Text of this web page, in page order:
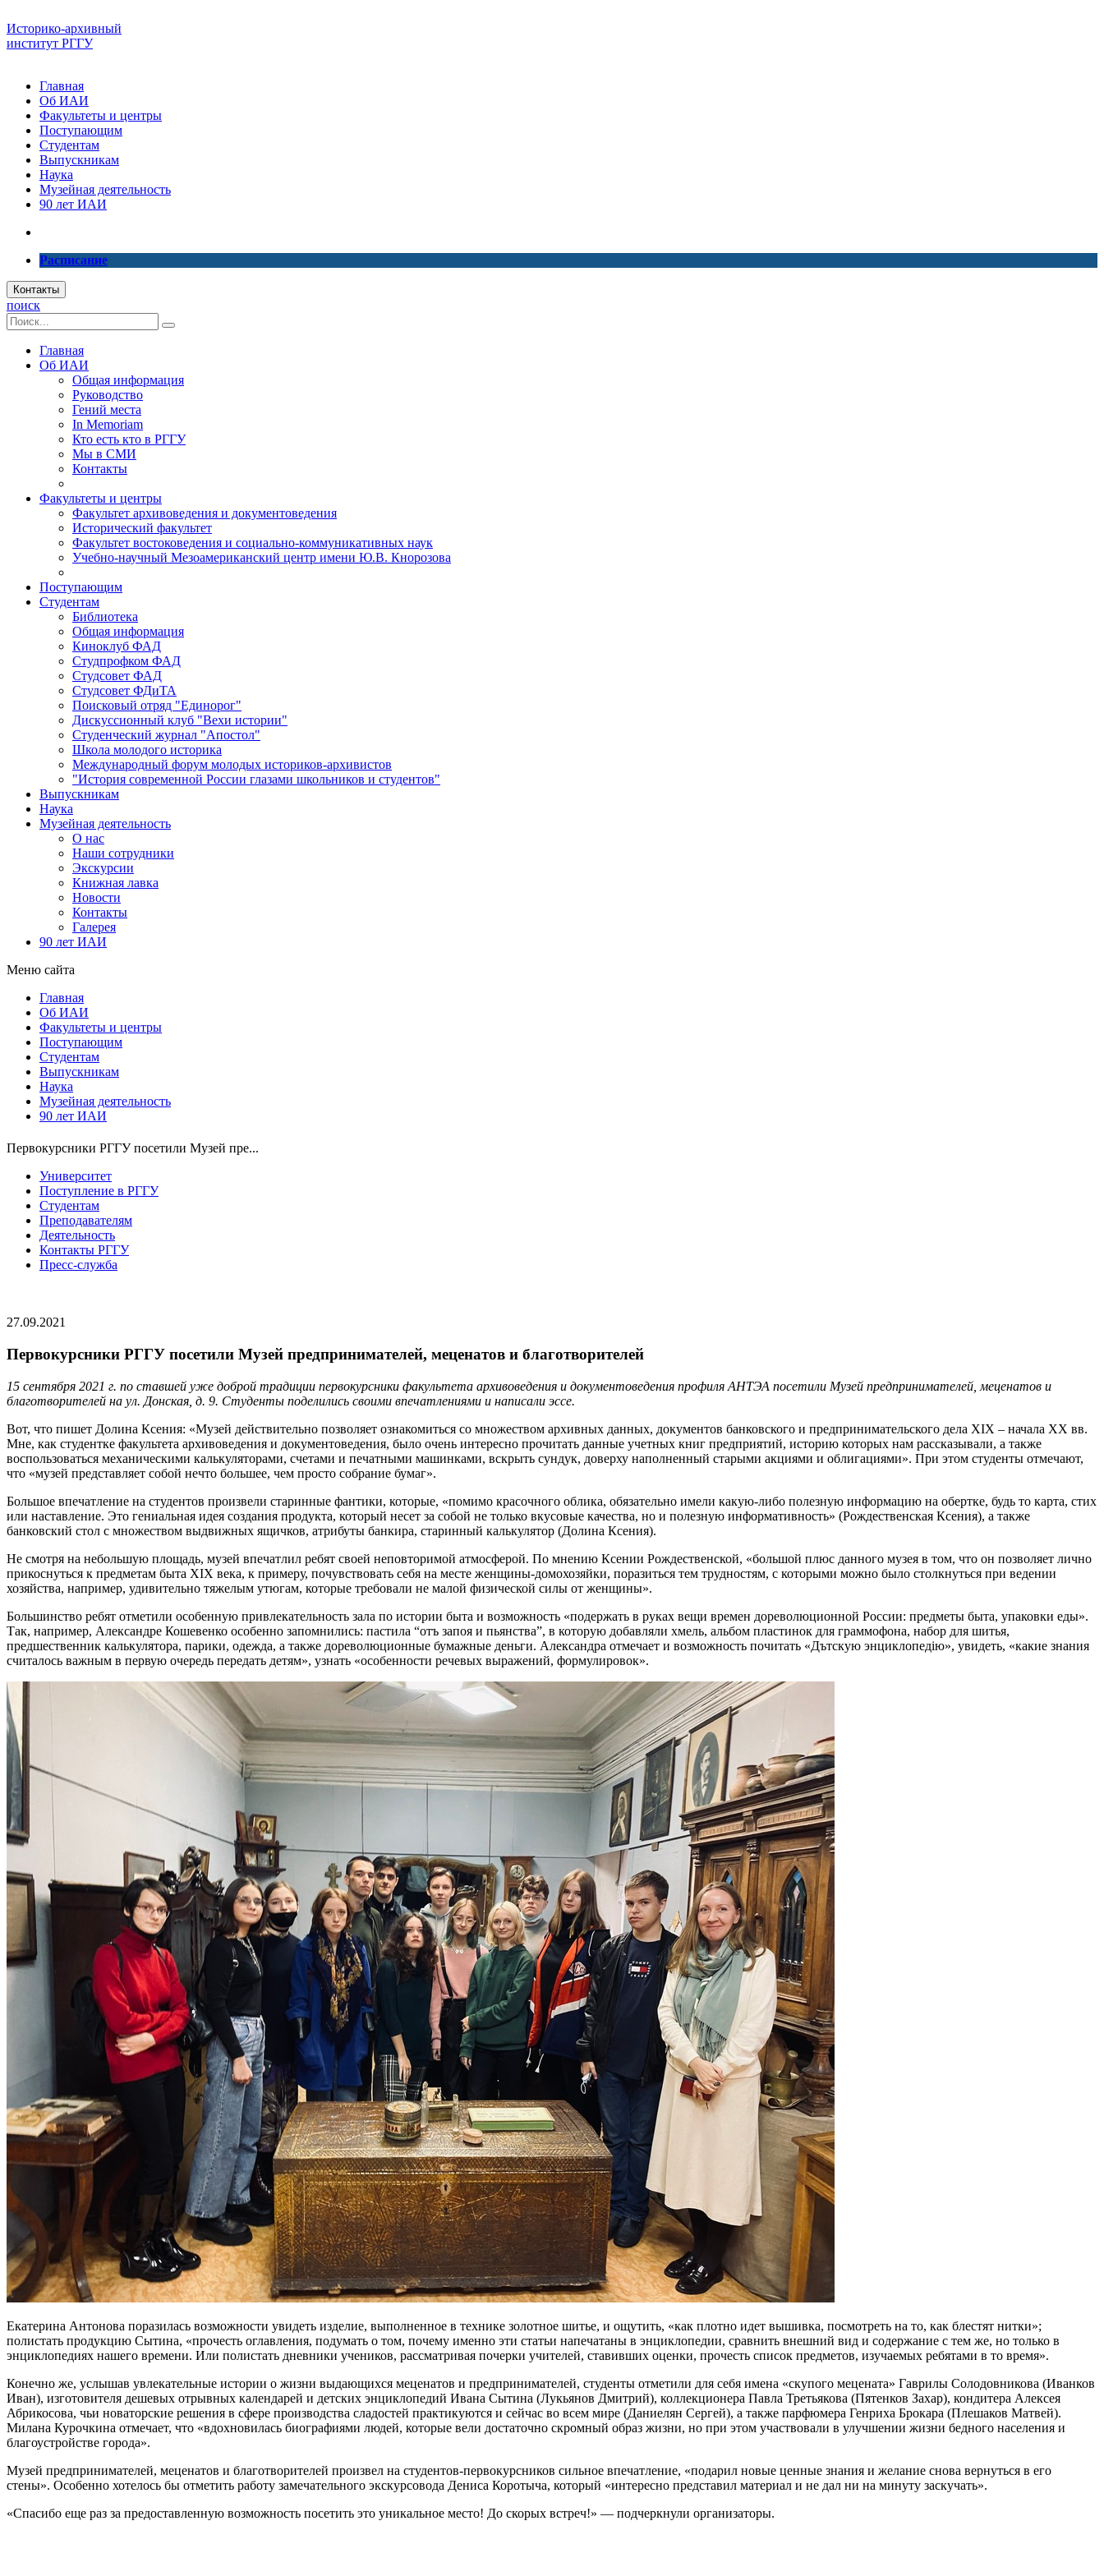
Историко-архивный
институт РГГУ
Главная
Об ИАИ
Факультеты и центры
Поступающим
Студентам
Выпускникам
Наука
Музейная деятельность
90 лет ИАИ
Расписание
Контакты
поиск
Главная
Об ИАИ
Общая информация
Руководство
Гений места
In Memoriam
Кто есть кто в РГГУ
Мы в СМИ
Контакты
Факультеты и центры
Факультет архивоведения и документоведения
Исторический факультет
Факультет востоковедения и социально-коммуникативных наук
Учебно-научный Мезоамериканский центр имени Ю.В. Кнорозова
Поступающим
Студентам
Библиотека
Общая информация
Киноклуб ФАД
Студпрофком ФАД
Студсовет ФАД
Студсовет ФДиТА
Поисковый отряд "Единорог"
Дискуссионный клуб "Вехи истории"
Студенческий журнал "Апостол"
Школа молодого историка
Международный форум молодых историков-архивистов
"История современной России глазами школьников и студентов"
Выпускникам
Наука
Музейная деятельность
О нас
Наши сотрудники
Экскурсии
Книжная лавка
Новости
Контакты
Галерея
90 лет ИАИ
Меню сайта
Главная
Об ИАИ
Факультеты и центры
Поступающим
Студентам
Выпускникам
Наука
Музейная деятельность
90 лет ИАИ
Первокурсники РГГУ посетили Музей пре...
Университет
Поступление в РГГУ
Студентам
Преподавателям
Деятельность
Контакты РГГУ
Пресс-служба
27.09.2021
Первокурсники РГГУ посетили Музей предпринимателей, меценатов и благотворителей
15 сентября 2021 г. по ставшей уже доброй традиции первокурсники факультета архивоведения и документоведения профиля АНТЭА посетили Музей предпринимателей, меценатов и
благотворителей на ул. Донская, д. 9. Студенты поделились своими впечатлениями и написали эссе.
Вот, что пишет Долина Ксения: «Музей действительно позволяет ознакомиться со множеством архивных данных, документов банковского и предпринимательского дела XIX – начала XX вв.
Мне, как студентке факультета архивоведения и документоведения, было очень интересно прочитать данные учетных книг предприятий, историю которых нам рассказывали, а также
воспользоваться механическими калькуляторами, счетами и печатными машинками, вскрыть сундук, доверху наполненный старыми акциями и облигациями». При этом студенты отмечают,
что «музей представляет собой нечто большее, чем просто собрание бумаг».
Большое впечатление на студентов произвели старинные фантики, которые, «помимо красочного облика, обязательно имели какую-либо полезную информацию на обертке, будь то карта, стих
или наставление. Это гениальная идея создания продукта, который несет за собой не только вкусовые качества, но и полезную информативность» (Рождественская Ксения), а также
банковский стол с множеством выдвижных ящичков, атрибуты банкира, старинный калькулятор (Долина Ксения).
Не смотря на небольшую площадь, музей впечатлил ребят своей неповторимой атмосферой. По мнению Ксении Рождественской, «большой плюс данного музея в том, что он позволяет лично
прикоснуться к предметам быта XIX века, к примеру, почувствовать себя на месте женщины-домохозяйки, поразиться тем трудностям, с которыми можно было столкнуться при ведении
хозяйства, например, удивительно тяжелым утюгам, которые требовали не малой физической силы от женщины».
Большинство ребят отметили особенную привлекательность зала по истории быта и возможность «подержать в руках вещи времен дореволюционной России: предметы быта, упаковки еды».
Так, например, Александре Кошевенко особенно запомнились: пастила “отъ запоя и пьянства”, в которую добавляли хмель, альбом пластинок для граммофона, набор для шитья,
предшественник калькулятора, парики, одежда, а также дореволюционные бумажные деньги. Александра отмечает и возможность почитать «Дътскую энциклопедію», увидеть, «какие знания
считалось важным в первую очередь передать детям», узнать «особенности речевых выражений, формулировок».
Екатерина Антонова поразилась возможности увидеть изделие, выполненное в технике золотное шитье, и ощутить, «как плотно идет вышивка, посмотреть на то, как блестят нитки»;
полистать продукцию Сытина, «прочесть оглавления, подумать о том, почему именно эти статьи напечатаны в энциклопедии, сравнить внешний вид и содержание с тем же, но только в
энциклопедиях нашего времени. Или полистать дневники учеников, рассматривая почерки учителей, ставивших оценки, прочесть список предметов, изучаемых ребятами в то время».
Конечно же, услышав увлекательные истории о жизни выдающихся меценатов и предпринимателей, студенты отметили для себя имена «скупого мецената» Гаврилы Солодовникова (Иванков
Иван), изготовителя дешевых отрывных календарей и детских энциклопедий Ивана Сытина (Лукьянов Дмитрий), коллекционера Павла Третьякова (Пятенков Захар), кондитера Алексея
Абрикосова, чьи новаторские решения в сфере производства сладостей практикуются и сейчас во всем мире (Даниелян Сергей), а также парфюмера Генриха Брокара (Плешаков Матвей).
Милана Курочкина отмечает, что «вдохновилась биографиями людей, которые вели достаточно скромный образ жизни, но при этом участвовали в улучшении жизни бедного населения и
благоустройстве города».
Музей предпринимателей, меценатов и благотворителей произвел на студентов-первокурсников сильное впечатление, «подарил новые ценные знания и желание снова вернуться в его
стены». Особенно хотелось бы отметить работу замечательного экскурсовода Дениса Коротыча, который «интересно представил материал и не дал ни на минуту заскучать».
«Спасибо еще раз за предоставленную возможность посетить это уникальное место! До скорых встреч!» — подчеркнули организаторы.